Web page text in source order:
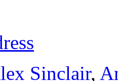
Sinclair,